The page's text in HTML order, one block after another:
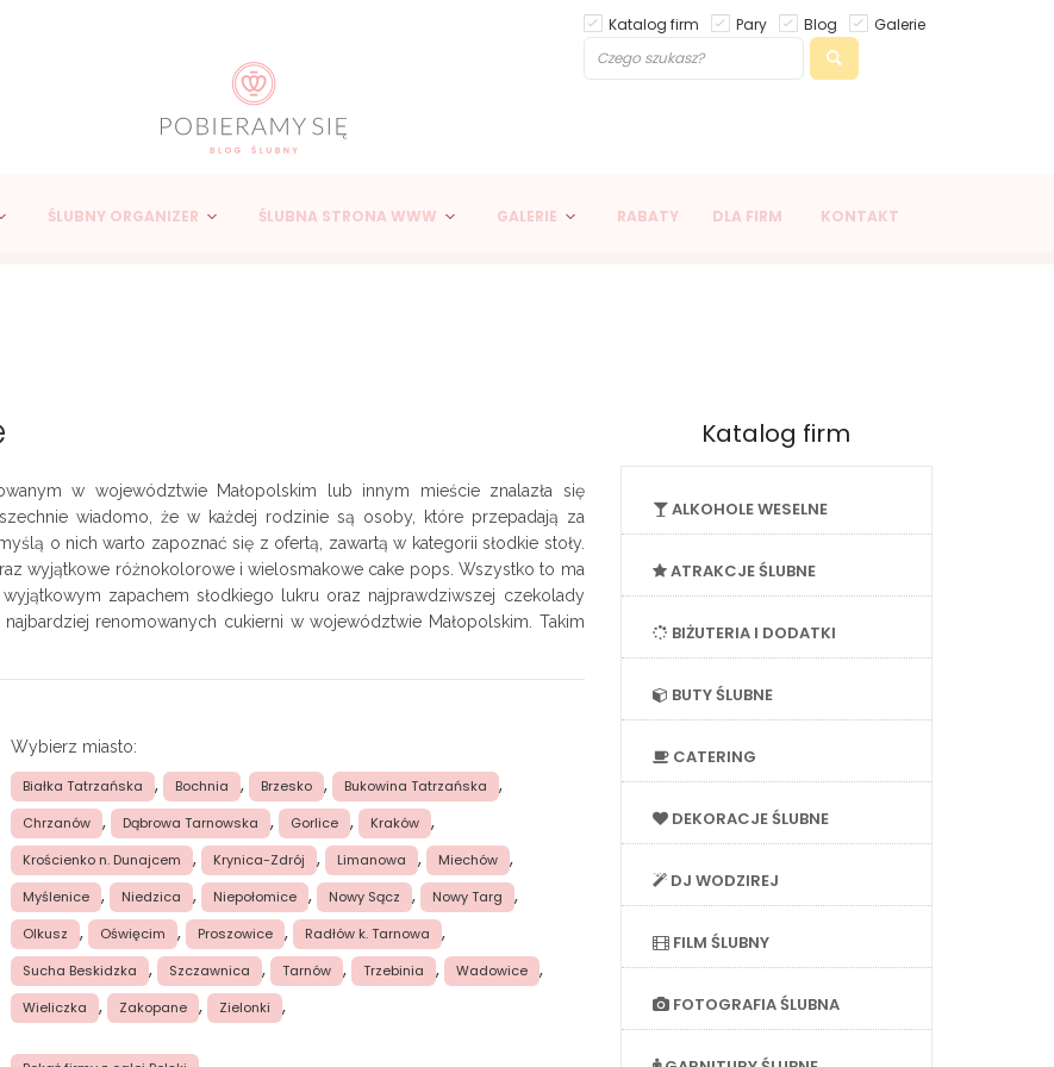
Katalog firm Pary Blog Galerie
ŚLUBNY ORGANIZER ŚLUBNA STRONA WWW GALERIE RABATY DLA FIRM KONTAKT
w województwie Małopolskim lub innym mieście znalazła się
wiadomo, że w każdej rodzinie są osoby, które przepadają za
o nich warto zapoznać się z ofertą, zawartą w kategorii słodkie stoły.
wyjątkowe różnokolorowe i wielosmakowe cake pops. Wszystko to ma
zapachem słodkiego lukru oraz najprawdziwszej czekolady
renomowanych cukierni w województwie Małopolskim. Takim
Wybierz miasto:
Białka Tatrzańska , Bochnia , Brzesko , Bukowina Tatrzańska ,
Chrzanów , Dąbrowa Tarnowska , Gorlice , Kraków ,
Krościenko n. Dunajcem , Krynica-Zdrój , Limanowa , Miechów ,
Myślenice , Niedzica , Niepołomice , Nowy Sącz , Nowy Targ ,
Olkusz , Oświęcim , Proszowice , Radłów k. Tarnowa ,
Sucha Beskidzka , Szczawnica , Tarnów , Trzebinia , Wadowice ,
Wieliczka , Zakopane , Zielonki ,
Katalog firm
ALKOHOLE WESELNE
ATRAKCJE ŚLUBNE
BIŻUTERIA I DODATKI
BUTY ŚLUBNE
CATERING
DEKORACJE ŚLUBNE
DJ WODZIREJ
FILM ŚLUBNY
FOTOGRAFIA ŚLUBNA